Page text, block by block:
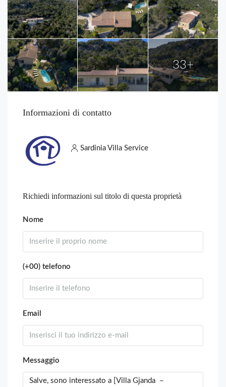
33+
Informazioni di contatto
Sardinia Villa Service
Richiedi informazioni sul titolo di questa proprietà
Nome
(+00) telefono
Email
Messaggio